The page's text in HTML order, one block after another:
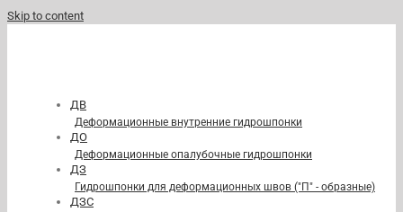
Skip to content
ДВ
Деформационные внутренние гидрошпонки
ДО
Деформационные опалубочные гидрошпонки
ДЗ
Гидрошпонки для деформационных швов ("П" - образные)
ДЗС